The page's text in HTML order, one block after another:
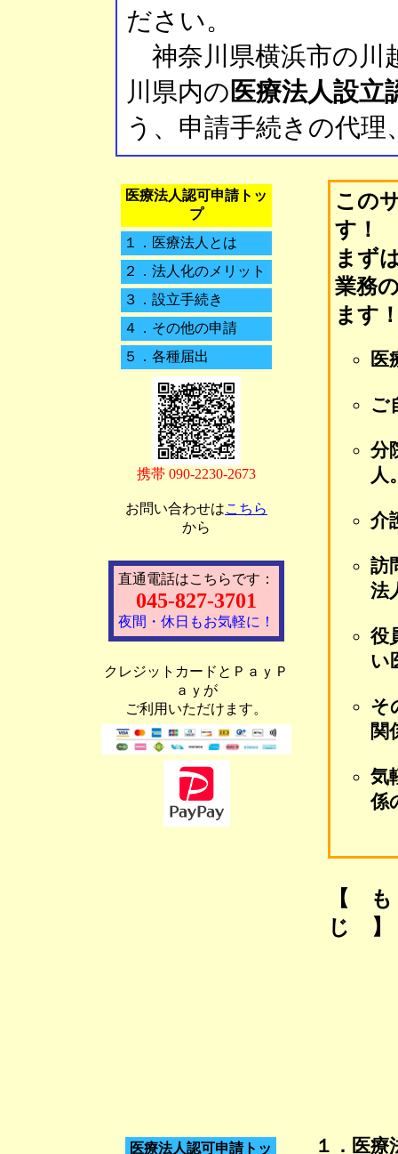
ださい。
神奈川県横浜市の川
川県内の 医療法人設立
う、申請手続きの代
医療法人認可申請トッ
プ
１． 医療法人とは
２． 法人化のメリット
３． 設立手続き
４． その他の申請
５． 各種届出
携帯 090-2230-2673
お問い合わせはこちら
から
直通電話はこちらです：
045-827-3701
夜間・休日もお気軽に！
クレジットカードとＰａｙＰ
ａｙが
ご利用いただけます。
この
す！
まず
業務
ます
医
ご
分
人
介
訪
法
役
い
そ
関
気
係
【
じ 】
医療法人認可申請トッ
１． 医療